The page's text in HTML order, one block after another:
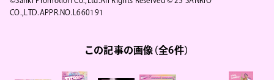
CO.,LTD.APPR.NO.L660191
この記事の画像（全6件）